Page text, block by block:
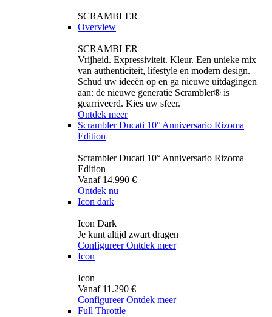
SCRAMBLER
Overview
SCRAMBLER
Vrijheid. Expressiviteit. Kleur. Een unieke mix
van authenticiteit, lifestyle en modern design.
Schud uw ideeën op en ga nieuwe uitdagingen
aan: de nieuwe generatie Scrambler® is
gearriveerd. Kies uw sfeer.
Ontdek meer
Scrambler Ducati 10° Anniversario Rizoma
Edition
Scrambler Ducati 10° Anniversario Rizoma
Edition
Vanaf 14.990 €
Ontdek nu
Icon dark
Icon Dark
Je kunt altijd zwart dragen
Configureer Ontdek meer
Icon
Icon
Vanaf 11.290 €
Configureer Ontdek meer
Full Throttle